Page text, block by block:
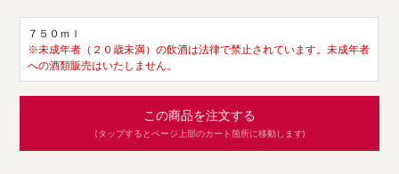
７５０ｍｌ
※未成年者（２０歳未満）の飲酒は法律で禁止されています。未成年者
への酒類販売はいたしません。
この商品を注文する
(タップするとページ上部のカート箇所に移動します)